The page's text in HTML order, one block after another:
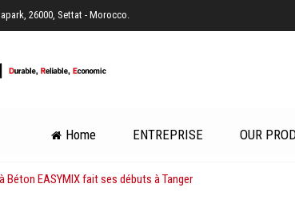
26000, Settat - Morocco.
Home ENTREPRISE OUR
Béton EASYMIX fait ses débuts à Tanger